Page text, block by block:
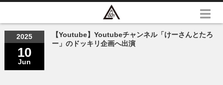
2025
10
Jun
【Youtube】Youtubeチャンネル「けーさんとたろ
ー」のドッキリ企画へ出演